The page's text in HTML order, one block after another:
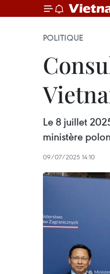
POLITIQUE
Le 8 juillet
ministère
09/07/2025 14:10